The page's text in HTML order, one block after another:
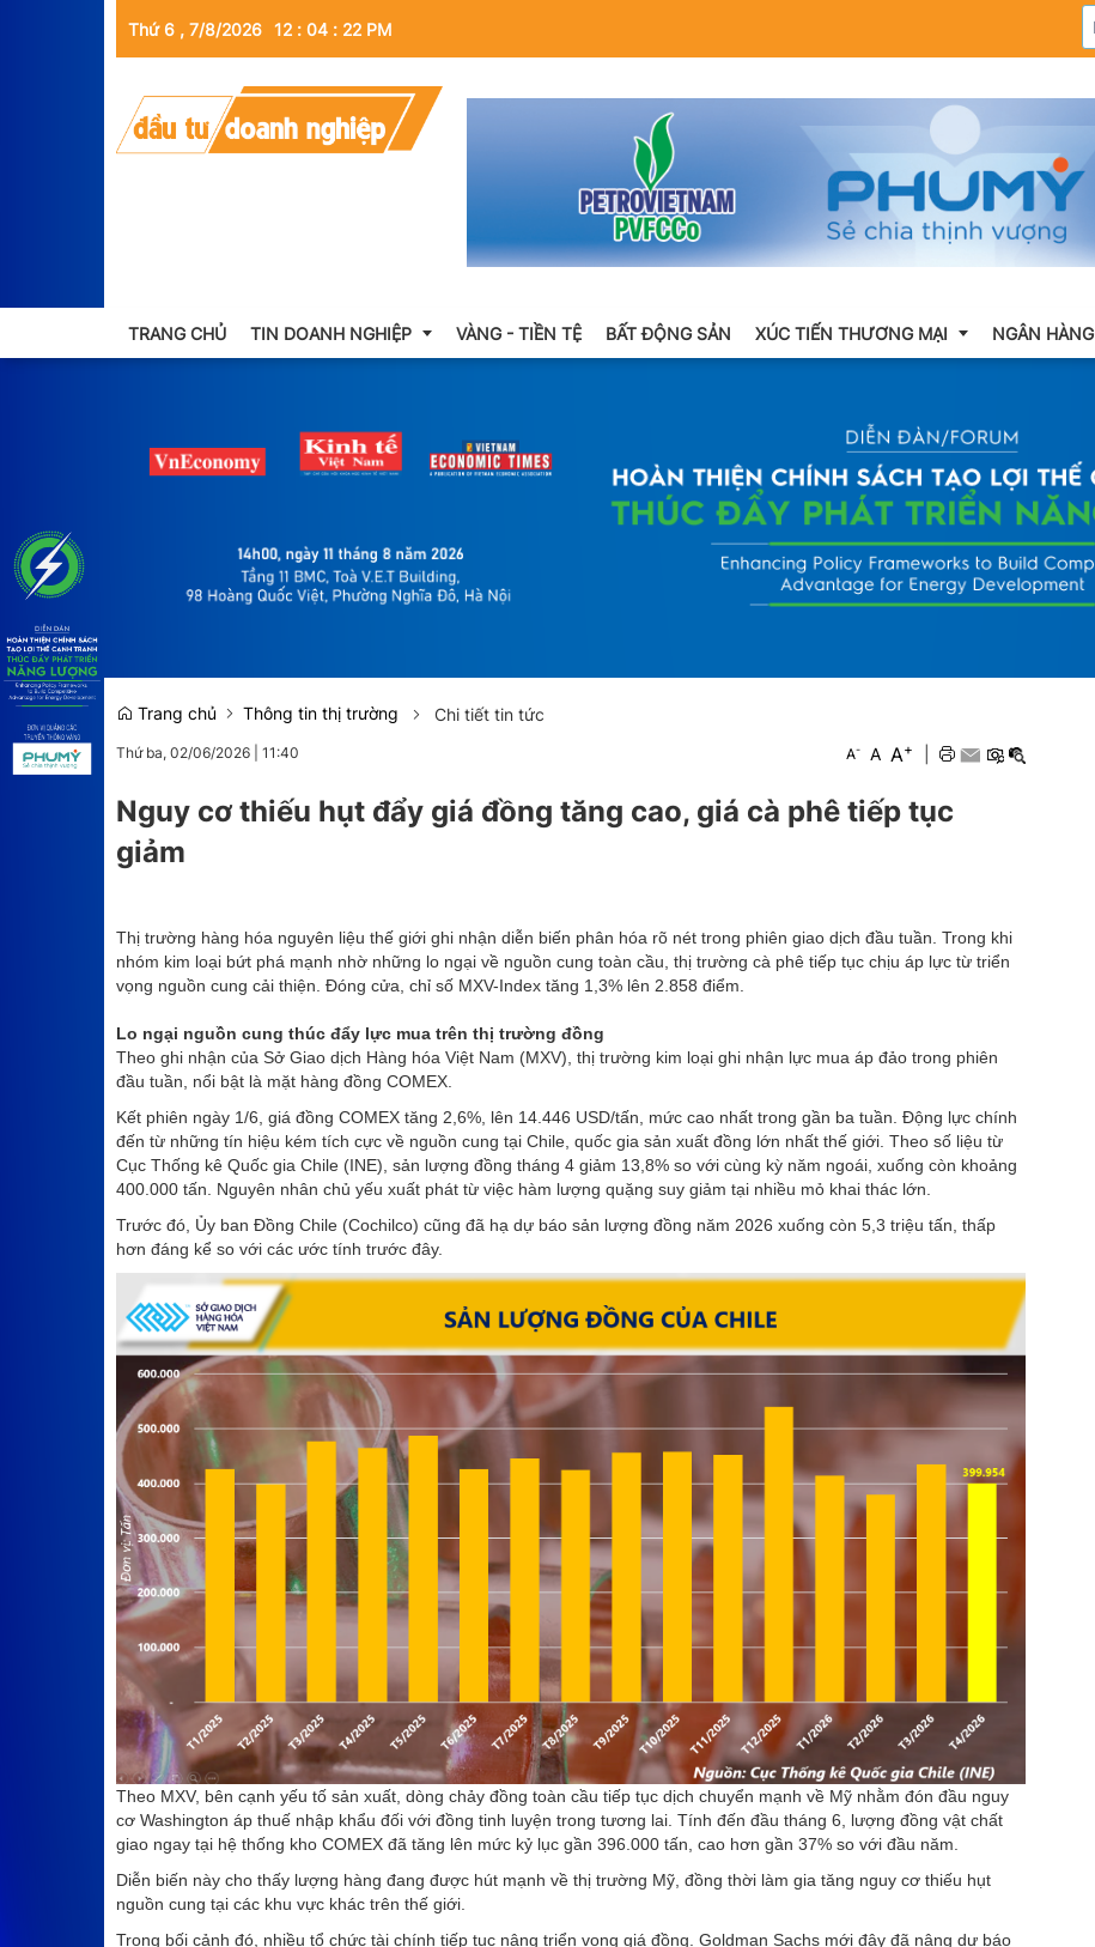
Thứ 6 , 7/8/2026 12 : 04 : 23 PM
TRANG CHỦ TIN DOANH NGHIỆP
Thông tin doanh nghiệp
Emagazine
VÀNG - TIỀN TỆ BẤT ĐỘNG SẢN XÚC TIẾN THƯƠNG MẠI
Xuất nhập khẩu
Khuyến mại
Hội chợ triển lãm
OCOP
NGÂN HÀNG
Trang chủ Thông tin thị trường Chi tiết tin tức
Thứ ba, 02/06/2026 11:40 A- A A+
Nguy cơ thiếu hụt đẩy giá đồng tăng cao, giá cà phê tiếp tục
giảm
Thị trường hàng hóa nguyên liệu thế giới ghi nhận diễn biến phân hóa rõ nét trong phiên giao dịch đầu tuần. Trong khi
nhóm kim loại bứt phá mạnh nhờ những lo ngại về nguồn cung toàn cầu, thị trường cà phê tiếp tục chịu áp lực từ triển
vọng nguồn cung cải thiện. Đóng cửa, chỉ số MXV-Index tăng 1,3% lên 2.858 điểm.
Lo ngại nguồn cung thúc đẩy lực mua trên thị trường đồng
Theo ghi nhận của Sở Giao dịch Hàng hóa Việt Nam (MXV), thị trường kim loại ghi nhận lực mua áp đảo trong phiên
đầu tuần, nổi bật là mặt hàng đồng COMEX.
Kết phiên ngày 1/6, giá đồng COMEX tăng 2,6%, lên 14.446 USD/tấn, mức cao nhất trong gần ba tuần. Động lực chính
đến từ những tín hiệu kém tích cực về nguồn cung tại Chile, quốc gia sản xuất đồng lớn nhất thế giới. Theo số liệu từ
Cục Thống kê Quốc gia Chile (INE), sản lượng đồng tháng 4 giảm 13,8% so với cùng kỳ năm ngoái, xuống còn khoảng
400.000 tấn. Nguyên nhân chủ yếu xuất phát từ việc hàm lượng quặng suy giảm tại nhiều mỏ khai thác lớn.
Trước đó, Ủy ban Đồng Chile (Cochilco) cũng đã hạ dự báo sản lượng đồng năm 2026 xuống còn 5,3 triệu tấn, thấp
hơn đáng kể so với các ước tính trước đây.
Theo MXV, bên cạnh yếu tố sản xuất, dòng chảy đồng toàn cầu tiếp tục dịch chuyển mạnh về Mỹ nhằm đón đầu nguy
cơ Washington áp thuế nhập khẩu đối với đồng tinh luyện trong tương lai. Tính đến đầu tháng 6, lượng đồng vật chất
giao ngay tại hệ thống kho COMEX đã tăng lên mức kỷ lục gần 396.000 tấn, cao hơn gần 37% so với đầu năm.
Diễn biến này cho thấy lượng hàng đang được hút mạnh về thị trường Mỹ, đồng thời làm gia tăng nguy cơ thiếu hụt
nguồn cung tại các khu vực khác trên thế giới.
Trong bối cảnh đó, nhiều tổ chức tài chính tiếp tục nâng triển vọng giá đồng. Goldman Sachs mới đây đã nâng dự báo